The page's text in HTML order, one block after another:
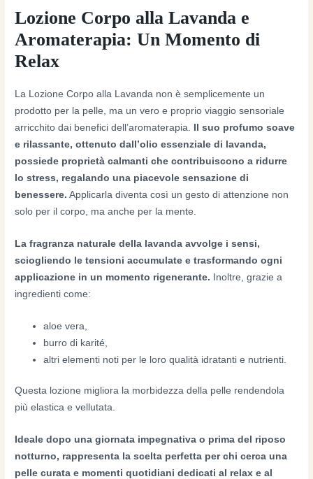
Lozione Corpo alla Lavanda e
Aromaterapia: Un Momento di
Relax
La Lozione Corpo alla Lavanda non è semplicemente un
prodotto per la pelle, ma un vero e proprio viaggio sensoriale
arricchito dai benefici dell’aromaterapia.
Il suo profumo soave
e rilassante, ottenuto dall’olio essenziale di lavanda,
possiede proprietà calmanti che contribuiscono a ridurre
lo stress, regalando una piacevole sensazione di
benessere. Applicarla diventa così un gesto di attenzione non
solo per il corpo, ma anche per la mente.
La fragranza naturale della lavanda avvolge i sensi,
sciogliendo le tensioni accumulate e trasformando ogni
applicazione in un momento rigenerante. Inoltre, grazie a
ingredienti come:
aloe vera,
burro di karité,
altri elementi noti per le loro qualità idratanti e nutrienti.
Questa lozione migliora la morbidezza della pelle rendendola
più elastica e vellutata.
Ideale dopo una giornata impegnativa o prima del riposo
notturno, rappresenta la scelta perfetta per chi cerca una
pelle curata e momenti quotidiani dedicati al relax e al